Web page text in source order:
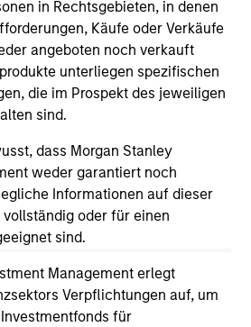
in Rechtsgebieten, in denen
Käufe oder Verkäufe
angeboten noch verkauft
unterliegen spezifischen
die im Prospekt des jeweiligen
sind.
dass Morgan Stanley
weder garantiert noch
Informationen auf dieser
oder für einen
sind.
Management erlegt
Verpflichtungen auf, um
für
links shown here, you agree that
third party site. We are providing
only as a convenience and the
is not and does not imply any
investigation, verification or
information contained in any
shall we be responsible for the